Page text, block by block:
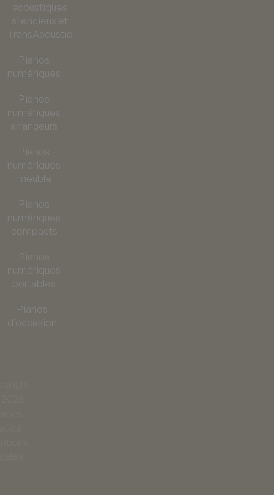
acoustiques
silencieux et
TransAcoustic
Pianos
numériques
Pianos
numériques
arrangeurs
Pianos
numériques
meuble
Pianos
numériques
compacts
Pianos
numériques
portables
Pianos
d’occasion